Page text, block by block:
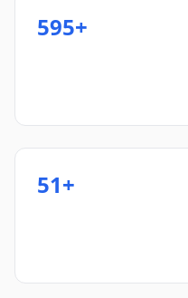
+595
+51